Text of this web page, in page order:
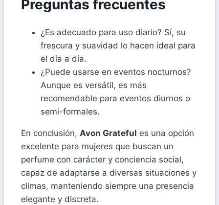
Preguntas frecuentes
¿Es adecuado para uso diario? Sí, su
frescura y suavidad lo hacen ideal para
el día a día.
¿Puede usarse en eventos nocturnos?
Aunque es versátil, es más
recomendable para eventos diurnos o
semi-formales.
En conclusión, Avon Grateful es una opción
excelente para mujeres que buscan un
perfume con carácter y conciencia social,
capaz de adaptarse a diversas situaciones y
climas, manteniendo siempre una presencia
elegante y discreta.